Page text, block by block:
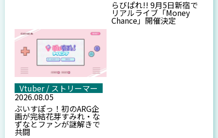
らびぱれ!! 9月5日新宿で
リアルライブ「Money
Chance」開催決定
Vtuber / ストリーマー
2026.08.05
ぶいすぽっ！初のARG企
画が完結――花芽すみれ・な
ずなとファンが謎解きで
共闘